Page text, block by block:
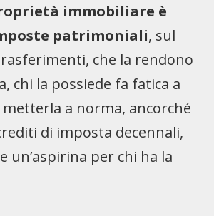
immobiliare è
patrimoniali, sul
che la rendono
chi la possiede fa fatica a
a norma, ancorché
di imposta decennali,
un’aspirina per chi ha la